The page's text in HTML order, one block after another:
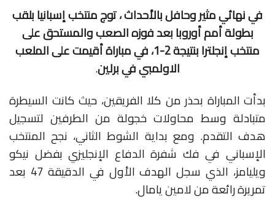
في نهائي مثير وحافل بالأحداث ، توج منتخب إسبانيا بلقب
بطولة أمم أوروبا بعد فوزه الصعب والمستحق على
منتخب إنجلترا بنتيجة 2-1، في مباراة أقيمت على الملعب
الاولمبي في برلين.
بدأت المباراة بحذر من كلا الفريقين، حيث كانت السيطرة
متبادلة وسط محاولات خجولة من الطرفين لتسجيل
هدف التقدم. ومع بداية الشوط الثاني، نجح المنتخب
الإسباني في فك شفرة الدفاع الإنجليزي بفضل نيكو
ويليامز، الذي سجل الهدف الأول في الدقيقة 47 بعد
تمريرة رائعة من لامين يامال.